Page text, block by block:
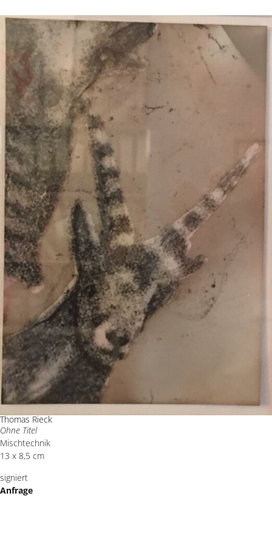
Thomas Rieck
Ohne Titel
Mischtechnik
13 x 8,5 cm
signiert
Anfrage